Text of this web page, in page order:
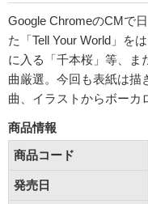
Google ChromeのCMで
た「Tell Your World」を
に入る「千本桜」等、ま
曲厳選。今回も表紙は描
曲、イラストからボーカ
商品情報
商品コード
発売日